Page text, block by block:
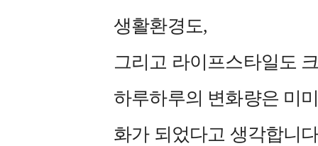
생활환경도,
그리고 라이프스타일도
하루하루의 변화량은 미
화가 되었다고 생각합니